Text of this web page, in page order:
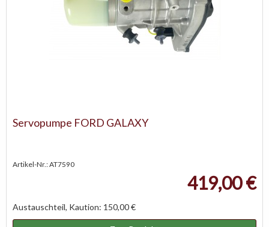
Servopumpe FORD GALAXY
Artikel-Nr.: AT7590
419,00 €
Austauschteil, Kaution: 150,00 €